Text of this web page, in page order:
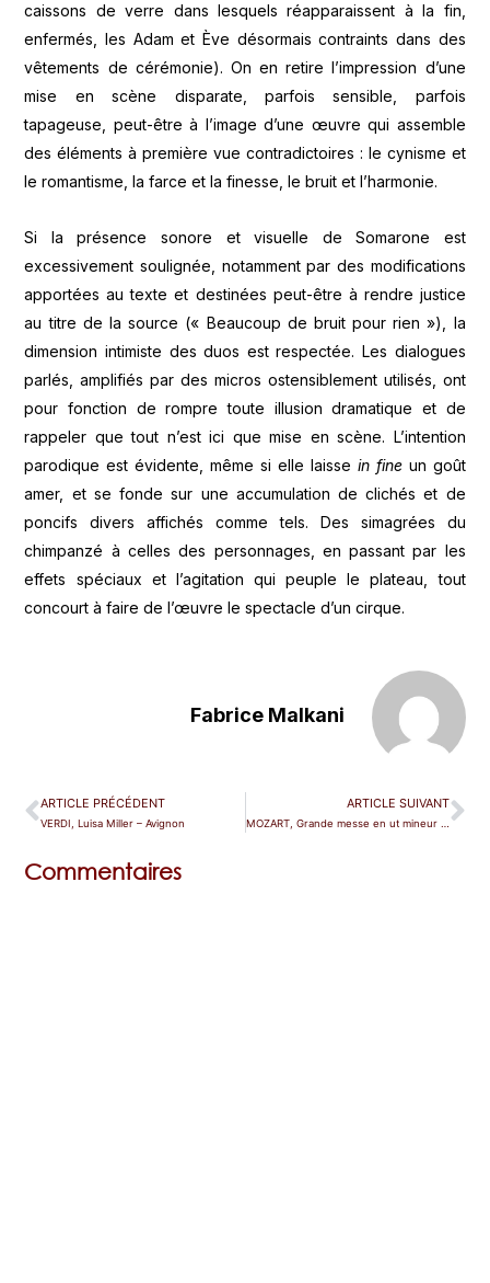
caissons de verre dans lesquels réapparaissent à la fin,
enfermés, les Adam et Ève désormais contraints dans des
vêtements de cérémonie). On en retire l’impression d’une
mise en scène disparate, parfois sensible, parfois
tapageuse, peut-être à l’image d’une œuvre qui assemble
des éléments à première vue contradictoires : le cynisme et
le romantisme, la farce et la finesse, le bruit et l’harmonie.
Si la présence sonore et visuelle de Somarone est
excessivement soulignée, notamment par des modifications
apportées au texte et destinées peut-être à rendre justice
au titre de la source (« Beaucoup de bruit pour rien »), la
dimension intimiste des duos est respectée. Les dialogues
parlés, amplifiés par des micros ostensiblement utilisés, ont
pour fonction de rompre toute illusion dramatique et de
rappeler que tout n’est ici que mise en scène. L’intention
parodique est évidente, même si elle laisse in fineun goût
amer, et se fonde sur une accumulation de clichés et de
poncifs divers affichés comme tels. Des simagrées du
chimpanzé à celles des personnages, en passant par les
effets spéciaux et l’agitation qui peuple le plateau, tout
concourt à faire de l’œuvre le spectacle d’un cirque.
Fabrice Malkani
ARTICLE PRÉCÉDENT
VERDI, Luisa Miller – Avignon
ARTICLE SUIVANT
Commentaires